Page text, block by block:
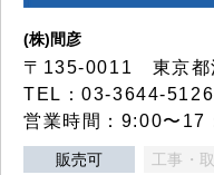
(株)間彦
〒135-0011 東京都
TEL：03-3644-
営業時間：9:00〜17
販売可 工事・